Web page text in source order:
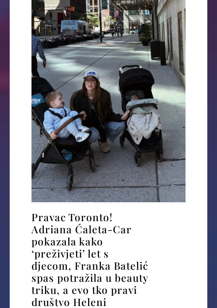
Pravac Toronto!
Adriana Ćaleta-Car
pokazala kako
‘preživjeti’ let s
djecom, Franka Batelić
spas potražila u beauty
triku, a evo tko pravi
društvo Heleni